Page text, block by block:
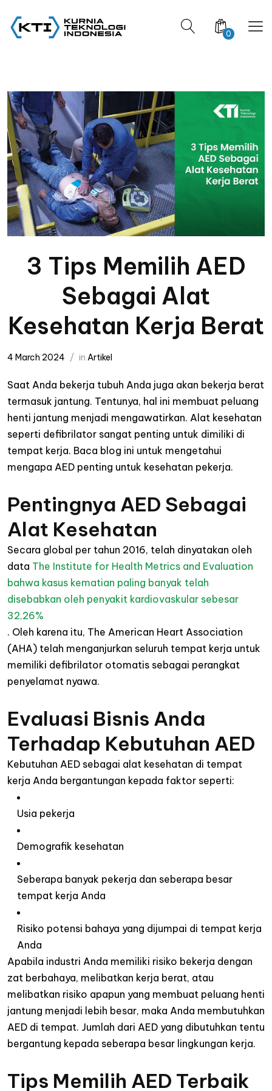
0
3 Tips Memilih AED
Sebagai Alat
Kesehatan Kerja Berat
4 March 2024 in Artikel
Saat Anda bekerja tubuh Anda juga akan bekerja berat
termasuk jantung. Tentunya, hal ini membuat peluang
henti jantung menjadi mengawatirkan. Alat kesehatan
seperti defibrilator sangat penting untuk dimiliki di
tempat kerja. Baca blog ini untuk mengetahui
mengapa AED penting untuk kesehatan pekerja.
Pentingnya AED Sebagai
Alat Kesehatan
Secara global per tahun 2016, telah dinyatakan oleh
data The Institute for Health Metrics and Evaluation
bahwa kasus kematian paling banyak telah
disebabkan oleh penyakit kardiovaskular sebesar
32,26%
. Oleh karena itu, The American Heart Association
(AHA) telah menganjurkan seluruh tempat kerja untuk
memiliki defibrilator otomatis sebagai perangkat
penyelamat nyawa.
Evaluasi Bisnis Anda
Terhadap Kebutuhan AED
Kebutuhan AED sebagai alat kesehatan di tempat
kerja Anda bergantungan kepada faktor seperti:
Usia pekerja
Demografik kesehatan
Seberapa banyak pekerja dan seberapa besar
tempat kerja Anda
Risiko potensi bahaya yang dijumpai di tempat kerja
Anda
Apabila industri Anda memiliki risiko bekerja dengan
zat berbahaya, melibatkan kerja berat, atau
melibatkan risiko apapun yang membuat peluang henti
jantung menjadi lebih besar, maka Anda membutuhkan
AED di tempat. Jumlah dari AED yang dibutuhkan tentu
bergantung kepada seberapa besar lingkungan kerja.
Tips Memilih AED Terbaik